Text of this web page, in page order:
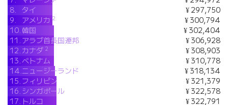
8.
タイ
¥ 297,750
9.
アメリカ 2
¥ 300,794
10.韓国
¥ 302,404
11. アラブ首長国連邦
¥ 306,928
12. カナダ 2
¥ 308,903
13.ベトナム
¥ 310,778
14.ニュージーランド
¥ 318,134
15. フィリピン
¥ 321,379
16. シンガポール
¥ 322,578
17. トルコ
¥ 322,791